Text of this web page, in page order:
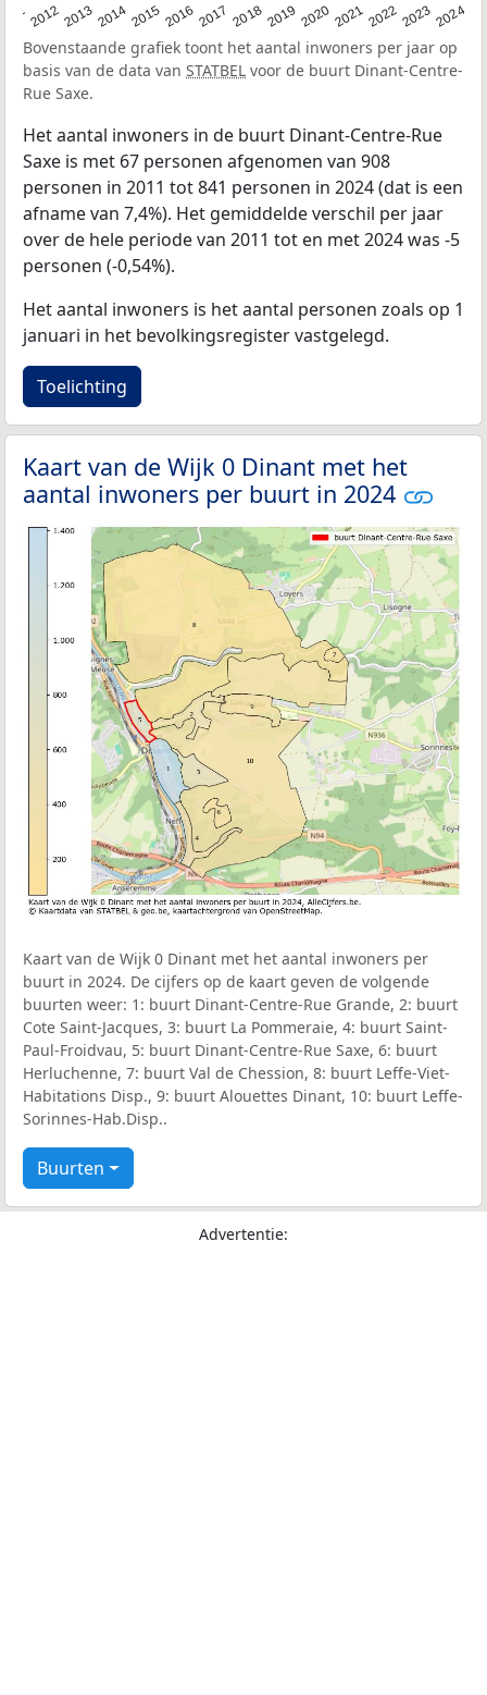
201220132014201520162017 20182019 20202021202220232024
Bovenstaande grafiek toont het aantal inwoners per jaar op
basis van de data van STATBEL voor de buurt Dinant-Centre-
Rue Saxe.
Het aantal inwoners in de buurt Dinant-Centre-Rue
Saxe is met 67 personen afgenomen van 908
personen in 2011 tot 841 personen in 2024 (dat is een
afname van 7,4%). Het gemiddelde verschil per jaar
over de hele periode van 2011 tot en met 2024 was -5
personen (-0,54%).
Het aantal inwoners is het aantal personen zoals op 1
januari in het bevolkingsregister vastgelegd.
Toelichting
Kaart van de Wijk 0 Dinant met het
aantal inwoners per buurt in 2024
Kaart van de Wijk 0 Dinant met het aantal inwoners per
buurt in 2024. De cijfers op de kaart geven de volgende
buurten weer: 1: buurt Dinant-Centre-Rue Grande, 2: buurt
Cote Saint-Jacques, 3: buurt La Pommeraie, 4: buurt Saint-
Paul-Froidvau, 5: buurt Dinant-Centre-Rue Saxe, 6: buurt
Herluchenne, 7: buurt Val de Chession, 8: buurt Leffe-Viet-
Habitations Disp., 9: buurt Alouettes Dinant, 10: buurt Leffe-
Sorinnes-Hab.Disp..
Buurten
Advertentie: